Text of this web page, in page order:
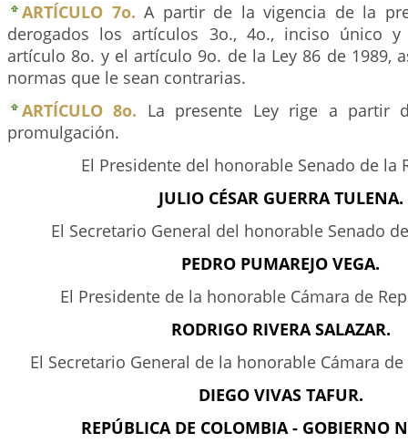
ARTÍCULO 7o. A partir de la vigencia de la
derogados los artículos 3o., 4o., inciso único
artículo 8o. y el artículo 9o. de la Ley 86 de 1989,
normas que le sean contrarias.
ARTÍCULO 8o. La presente Ley rige a partir
promulgación.
El Presidente del honorable Senado de la
JULIO CÉSAR GUERRA TULENA.
El Secretario General del honorable Senado
PEDRO PUMAREJO VEGA.
El Presidente de la honorable Cámara de
RODRIGO RIVERA SALAZAR.
El Secretario General de la honorable Cámara
DIEGO VIVAS TAFUR.
REPÚBLICA DE COLOMBIA - GOBIERNO